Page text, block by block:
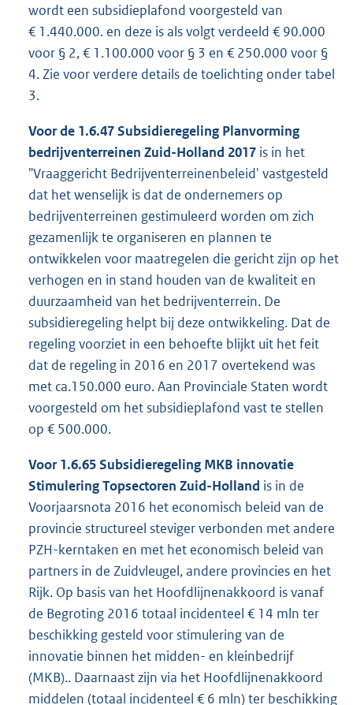
wordt een subsidieplafond voorgesteld van
€ 1.440.000. en deze is als volgt verdeeld € 90.000
voor § 2, € 1.100.000 voor § 3 en € 250.000 voor §
4. Zie voor verdere details de toelichting onder tabel
3.
Voor de 1.6.47 Subsidieregeling Planvorming
bedrijventerreinen Zuid-Holland 2017 is in het
"Vraaggericht Bedrijventerreinenbeleid' vastgesteld
dat het wenselijk is dat de ondernemers op
bedrijventerreinen gestimuleerd worden om zich
gezamenlijk te organiseren en plannen te
ontwikkelen voor maatregelen die gericht zijn op het
verhogen en in stand houden van de kwaliteit en
duurzaamheid van het bedrijventerrein. De
subsidieregeling helpt bij deze ontwikkeling. Dat de
regeling voorziet in een behoefte blijkt uit het feit
dat de regeling in 2016 en 2017 overtekend was
met ca.150.000 euro. Aan Provinciale Staten wordt
voorgesteld om het subsidieplafond vast te stellen
op € 500.000.
Voor 1.6.65 Subsidieregeling MKB innovatie
Stimulering Topsectoren Zuid-Holland is in de
Voorjaarsnota 2016 het economisch beleid van de
provincie structureel steviger verbonden met andere
PZH-kerntaken en met het economisch beleid van
partners in de Zuidvleugel, andere provincies en het
Rijk. Op basis van het Hoofdlijnenakkoord is vanaf
de Begroting 2016 totaal incidenteel € 14 mln ter
beschikking gesteld voor stimulering van de
innovatie binnen het midden- en kleinbedrijf
(MKB).. Daarnaast zijn via het Hoofdlijnenakkoord
middelen (totaal incidenteel € 6 mln) ter beschikking